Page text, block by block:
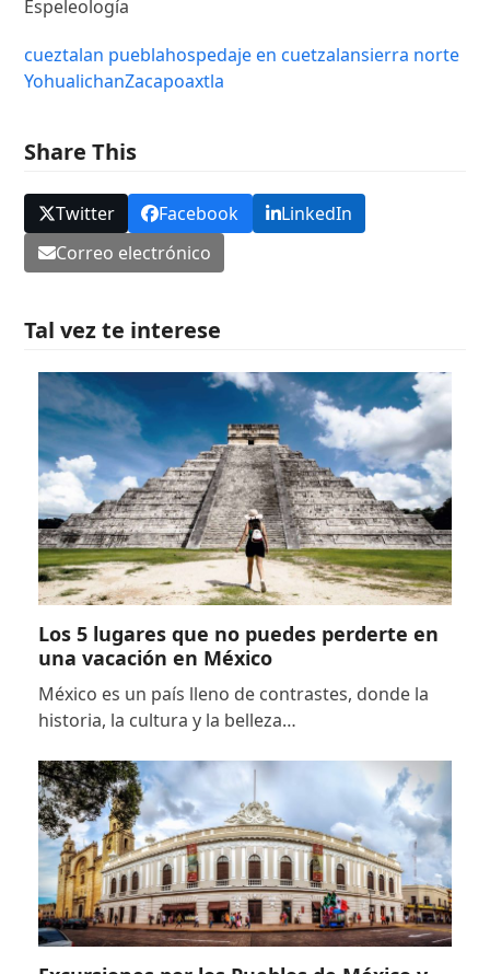
Espeleología
cueztalan pueblahospedaje en cuetzalansierra norte
YohualichanZacapoaxtla
Share This
Twitter Facebook
LinkedIn
Correo electrónico
Tal vez te interese
Los 5 lugares que no puedes perderte en
una vacación en México
México es un país lleno de contrastes, donde la
historia, la cultura y la belleza…